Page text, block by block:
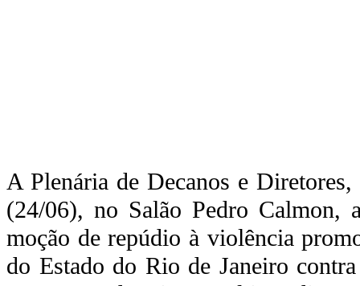
A Plenária de Decanos e
(24/06), no Salão Pedro Calmon,
moção de repúdio à violência
do Estado do Rio de Janeiro